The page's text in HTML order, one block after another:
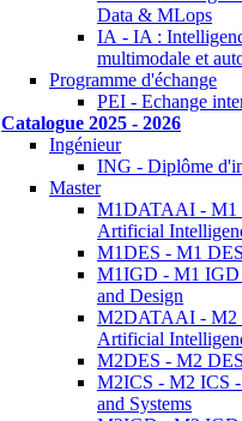
Data & MLops
IA - IA :
multimodale et
Programme d'échange
PEI - Echange
Catalogue 2025 - 2026
Ingénieur
ING - Diplôme
Master
M1DATAAI - M1
Artificial
M1DES - M1
M1IGD - M1 IGD
and Design
M2DATAAI - M2
Artificial
M2DES - M2
M2ICS - M2 ICS
and Systems